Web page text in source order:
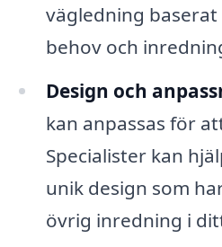
vägledning baserat
behov och
Design och
kan anpassas för
Specialister kan
unik design som
övrig inredning i